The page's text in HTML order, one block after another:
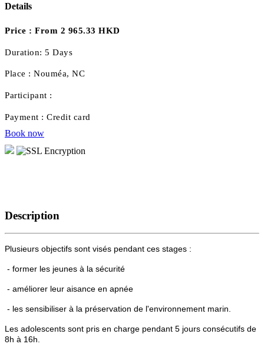
Details
Price : From 2 965.33 HKD
Duration: 5 Days
Place : Nouméa, NC
Participant :
Payment : Credit card
Book now
Description
Plusieurs objectifs sont visés pendant ces stages :
- former les jeunes à la sécurité
- améliorer leur aisance en apnée
- les sensibiliser à la préservation de l'environnement marin.
Les adolescents sont pris en charge pendant 5 jours consécutifs de
8h à 16h.